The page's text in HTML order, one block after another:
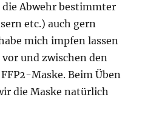
Abwehr bestimmter
etc.) auch gern
mich impfen lassen
und zwischen den
Maske. Beim Üben
die Maske natürlich